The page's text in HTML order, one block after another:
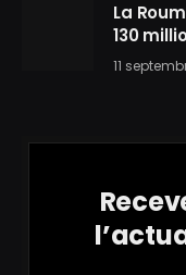
La
130
11